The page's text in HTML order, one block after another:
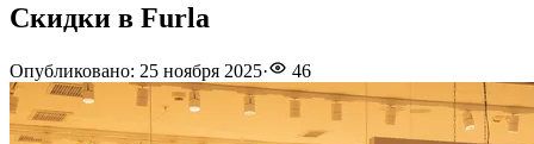
Скидки в Furla
Опубликовано: 25 ноября 2025· 46